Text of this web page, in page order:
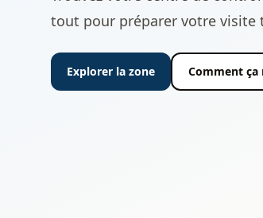
tout pour préparer votre visite
Explorer la zone Comment ça